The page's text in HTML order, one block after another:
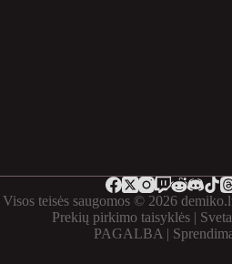
Visos teisės saugomos © 2026
Prekių pirkimo taisyklės|
PAGALBA |